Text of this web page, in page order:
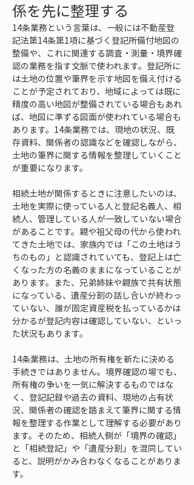
係を先に整理する
14条業務という言葉は、一般には不動産登
記法第14条第1項に基づく登記所備付地図の
整備や、これに関連する調査・測量・境界確
認の業務を指す文脈で使われます。登記所に
は土地の位置や筆界を示す地図を備え付ける
ことが予定されており、地域によっては既に
精度の高い地図が整備されている場合もあれ
ば、地図に準ずる図面が使われている場合も
あります。14条業務では、現地の状況、既
存資料、関係者の認識などを確認しながら、
土地の筆界に関する情報を整理していくこと
が重要になります。
相続土地が関係するときに注意したいのは、
土地を実際に使っている人と登記名義人、相
続人、管理している人が一致していない場合
があることです。親や祖父母の代から使われ
てきた土地では、家族内では「この土地はう
ちのもの」と認識されていても、登記上は亡
くなった方の名義のままになっていることが
あります。また、兄弟姉妹や親族で共有状態
になっている、遺産分割の話し合いが終わっ
ていない、誰が固定資産税を払っているかは
分かるが登記内容は確認していない、といっ
た状況もあります。
14条業務は、土地の所有権を新たに決める
手続きではありません。境界確認の場でも、
所有権の争いを一気に解決するものではな
く、登記記録や過去の資料、現地の占有状
況、関係者の確認を踏まえて筆界に関する情
報を整理する作業として理解する必要があり
ます。そのため、相続人側が「境界の確認」
と「相続登記」や「遺産分割」を混同してい
ると、説明がかみ合わなくなることがありま
す。